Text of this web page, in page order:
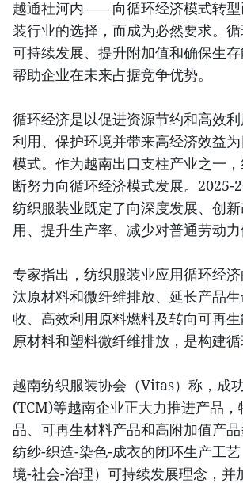
越通社河内——向循环经济模式转型
装行业的选择，而成为必然要求。
可持续发展、提升附加值和确保生
帮助企业在未来占据竞争优势。
循环经济是以促进资源节约和高效
利用、保护环境并带来高经济效益
模式。作为越南出口支柱产业之一
断努力向循环经济模式发展。2025-
纺织服装业既定了向深度发展、创
用、提升生产率、减少对普通劳动力
专家指出，纺织服装业应用循环经
汰原材料和微纤维排放、延长产品
收、高效利用原料燃料及转向可再
原材料和塑料微纤维排放，是构建循
越南纺织服装协会（Vitas）称，成
(TCM)等越南企业正大力推进产品
品、可再生材料产品和高附加值产
纺纱-织造-染色-成衣的闭环生产工
境-社会-治理）可持续发展理念，并